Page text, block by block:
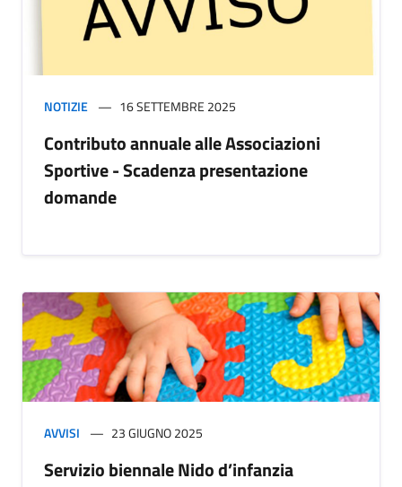
NOTIZIE 16 SETTEMBRE 2025
Contributo annuale alle Associazioni
Sportive - Scadenza presentazione
domande
AVVISI 23 GIUGNO 2025
Servizio biennale Nido d’infanzia